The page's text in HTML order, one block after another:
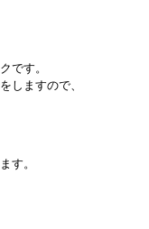
です。
しますので、
す。